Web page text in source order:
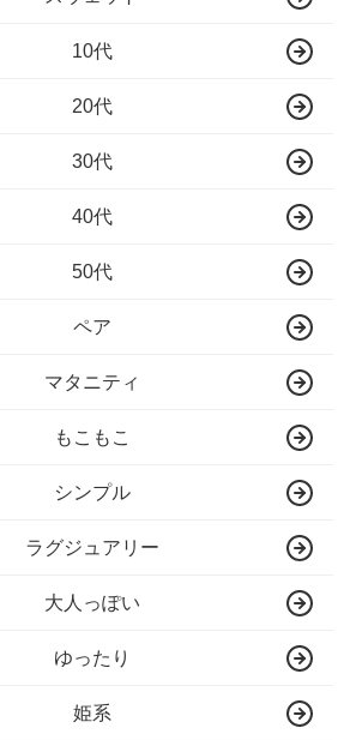
10代
20代
30代
40代
50代
ペア
マタニティ
もこもこ
シンプル
ラグジュアリー
大人っぽい
ゆったり
姫系